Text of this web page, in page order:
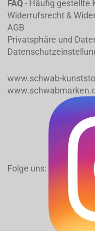
FAQ- Häufig gestellte
Widerrufsrecht &
AGB
Privatsphäre und
www.schwab-
Folge uns: